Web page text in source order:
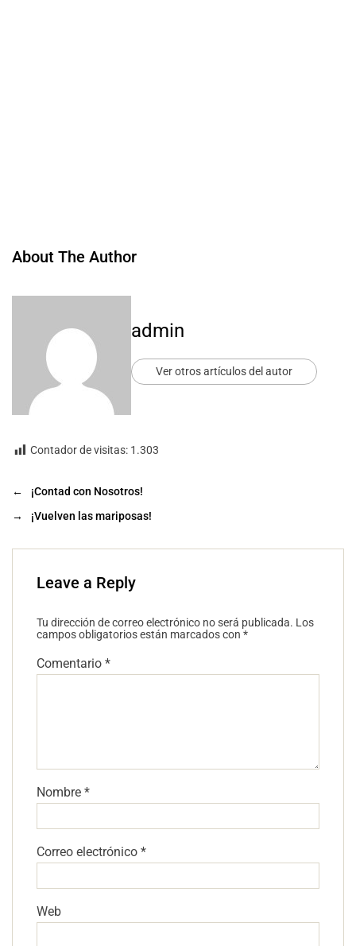
About The Author
admin
Ver otros artículos del autor
Contador de visitas: 1.303
←
¡Contad con Nosotros!
→
¡Vuelven las mariposas!
Leave a Reply
Tu dirección de correo electrónico no será publicada. Los
campos obligatorios están marcados con *
Comentario *
Nombre *
Correo electrónico *
Web